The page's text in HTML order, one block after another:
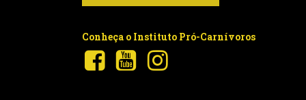
Conheça o Instituto Pró-Carnívoros